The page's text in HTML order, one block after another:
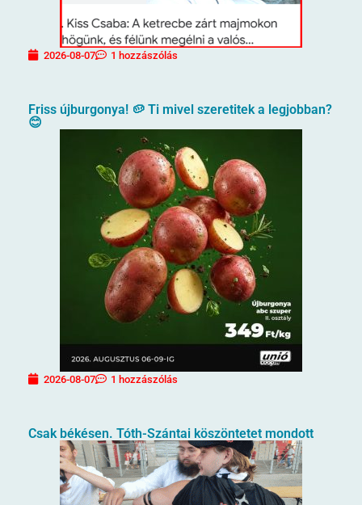
2026-08-07 1 hozzászólás
Friss újburgonya! 🥔 Ti mivel szeretitek a legjobban?
😊
2026-08-07 1 hozzászólás
Csak békésen. Tóth-Szántai köszöntetet mondott